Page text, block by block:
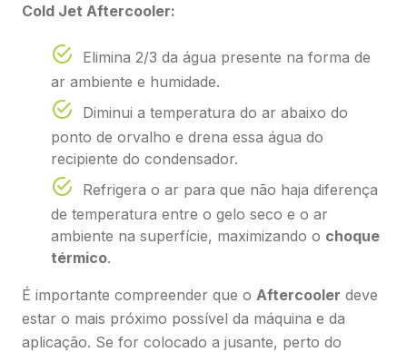
Cold Jet Aftercooler:
Elimina 2/3 da água presente na forma de
ar ambiente e humidade.
Diminui a temperatura do ar abaixo do
ponto de orvalho e drena essa água do
recipiente do condensador.
Refrigera o ar para que não haja diferença
de temperatura entre o gelo seco e o ar
ambiente na superfície, maximizando o choque
térmico.
É importante compreender que o Aftercooler deve
estar o mais próximo possível da máquina e da
aplicação. Se for colocado a jusante, perto do